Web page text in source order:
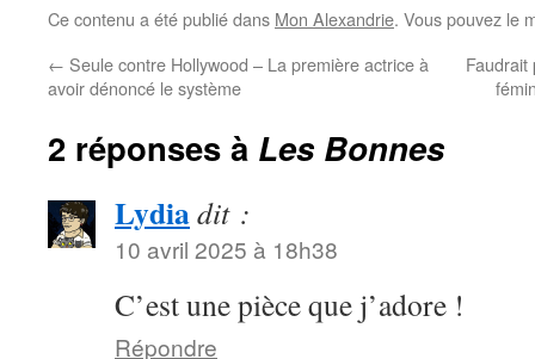
Ce contenu a été publié dans Mon Alexandrie. Vous pouvez le
← Seule contre Hollywood – La première actrice à
avoir dénoncé le système
2 réponses à Les Bonnes
Lydiadit :
10 avril 2025 à 18h38
C’est une pièce que j’adore !
Répondre